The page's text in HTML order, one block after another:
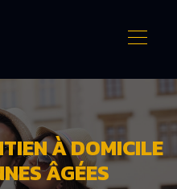
À DOMICILE
ÂGÉES